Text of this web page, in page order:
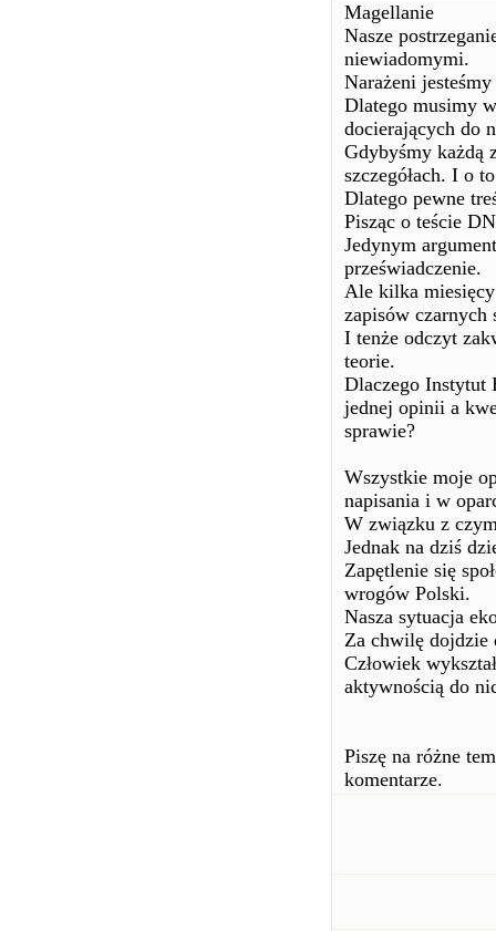
Magellanie
Nasze
niewiadomymi.
Narażeni
Dlatego musimy
docierających do
Gdybyśmy każdą
szczegółach. I o
Dlatego pewne
Pisząc o teście
Jedynym
przeświadczenie.
Ale kilka
zapisów czarnych
I tenże odczyt
teorie.
Dlaczego Instytut
jednej opinii a
sprawie?
Wszystkie moje
napisania i w
W związku z
Jednak na dziś
Zapętlenie się
wrogów Polski.
Nasza sytuacja
Za chwilę dojdzie
Człowiek
aktywnością do
Piszę na różne
komentarze.